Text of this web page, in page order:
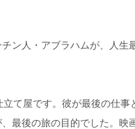
ン人・アブラハムが、人
て屋です。彼が最後の仕
最後の旅の目的でした。